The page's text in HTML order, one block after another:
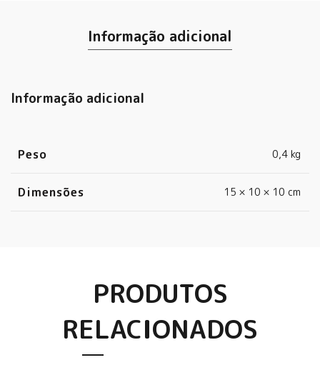
Informação adicional
Informação adicional
Peso 0,4 kg
Dimensões 15 × 10 × 10 cm
PRODUTOS
RELACIONADOS